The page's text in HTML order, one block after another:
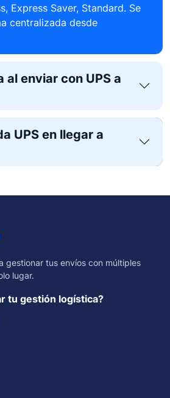
Express Saver, Standard. Se
centralizada desde
al enviar con UPS a
UPS en llegar a
gestionar tus envíos con múltiples
lugar.
tu gestión logística?